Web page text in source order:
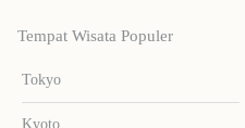
Tempat Wisata Populer
Tokyo
Kyoto